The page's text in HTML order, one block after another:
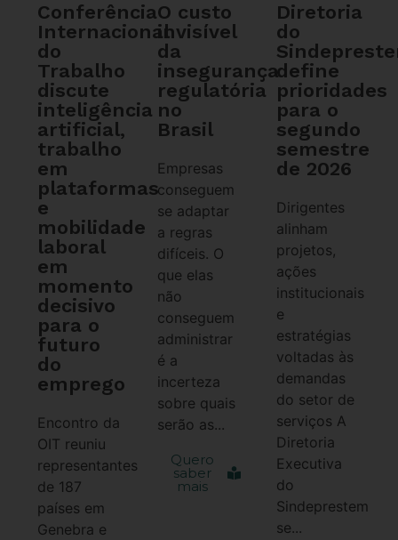
Conferência
Internacional
do
Trabalho
discute
inteligência
artificial,
trabalho
em
plataformas
e
mobilidade
laboral
em
momento
decisivo
para o
futuro
do
emprego
Encontro da
OIT reuniu
representantes
de 187
países em
Genebra e
O custo
invisível
da
insegurança
regulatória
no
Brasil
Empresas
conseguem
se adaptar
a regras
difíceis. O
que elas
não
conseguem
administrar
é a
incerteza
sobre quais
serão as...
Quero
saber
mais
Diretoria
do
define
prioridades
para o
segundo
semestre
de 2026
Dirigentes
alinham
projetos,
ações
institucionais
e
estratégias
voltadas às
demandas
do setor de
serviços A
Diretoria
Executiva
do
Sindeprestem
se...